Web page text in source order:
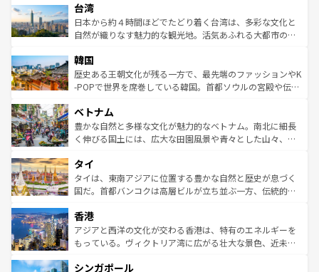
ならではの贅沢な旅のスタイルだ。 なお、新着のアメリカ
情報はコンテンツ一覧を参照してほしい。
れるおもてなしの心で訪れる人々を迎えてくれるハワイの
人々、おいしいローカルフードやハワイアンミュージッ
ク、伝統的なフラダンスなど、すべてがハワイの魅力を彩
ワイを、存分に味わってほしい。 なお、新着のハワイ情報
はコンテンツ一覧を参照してほしい。
リアリーフや大陸中央部にそびえるウルル（エアーズロッ
ク）、タスマニアの美しい原生林やケアンズの熱帯雨林な
ど、見どころがたくさん。また、カフェやワイン、オージ
いる。アクティビティも充実しており、サーフィンやダイ
ビング、ハイキングなど、アウトドア好きにはたまらな
い。オーストラリアの多彩な魅力を存分に味わいつくそ
参照してほしい。
台湾
日本から約４時間ほどでたどり着く台湾は、多彩な文化と
自然が織りなす魅力的な観光地。活気あふれる大都市の台
ン）、静ひつな山岳地帯である台湾東部など、都市の喧騒
と山間の静けさが共存しており、訪れる人に新しい発見と
驚きをもたらしてくれる。また、奥深い台湾の食文化も魅
容にもいいと評判のスイーツなど、バラエティ豊かな料理
が味わえる。 なお、新着の台湾情報は コンテンツ一覧を参
照してほしい。
韓国
歴史ある王朝文化が残る一方で、最先端のファッションやK
-POPで世界を席巻している韓国。首都ソウルの宮殿や伝統
き、地方に足を延ばせば四季折々の自然美を楽しむことが
できる。そして、キムチや焼肉、絶品のストリートフード
まで、さまざまな韓国料理が待っている。夜には、韓国な
リティに包まれながら、韓国の多彩な魅力を心ゆくまで味
わってみてほしい。 なお、新着の韓国情報はコンテンツ一
覧を参照してほしい。
ベトナム
豊かな自然と多様な文化が魅力的なベトナム。南北に細長
く伸びる国土には、広大な田園風景や青々とした山々、世
急速な発展と共に伝統が息づく。ハノイの古い町並みやホ
ーチミン市のフランス統治時代の建物も、独特の雰囲気を
醸し出している。また、バラエティの豊かさとおいしさで
とつ。フォーやバインミー、ベトナムコーヒーなどは、ぜ
ひ現地で味わいたい。どの地域を訪れてもあたたかい人々
が旅行者を迎えてくれるので、きっと忘れられない旅にな
参照してほしい。
タイ
タイは、東南アジアに位置する豊かな自然と歴史が息づく
国だ。首都バンコクは高層ビルが立ち並ぶ一方、伝統的な
の活気が交差している。北部ではチェンマイなどの山岳地
帯で自然と触れ合い、南部ではプーケットやクラビの美し
いビーチでリゾート気分を楽しむことができる。タイ料理
激する。気候は一年中温暖で、どの季節にも異なる楽しみ
香港
アジアと西洋の文化が交わる香港は、特有のエネルギーを
もっている。ヴィクトリア湾に広がる壮大な景色、近未来
み、どこを訪れても感動するはず。観光スポットが密集し
シンガポール